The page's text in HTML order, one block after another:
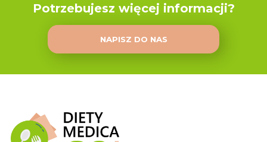
Potrzebujesz więcej informacji?
NAPISZ DO NAS